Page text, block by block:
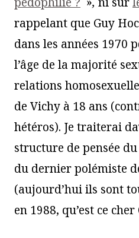
rappelant que Guy
dans les années 1970
l’âge de la majorité
relations
de Vichy à 18 ans
hétéros). Je traiterai
structure de pensée
du dernier polémiste
(aujourd’hui ils sont
en 1988, qu’est ce